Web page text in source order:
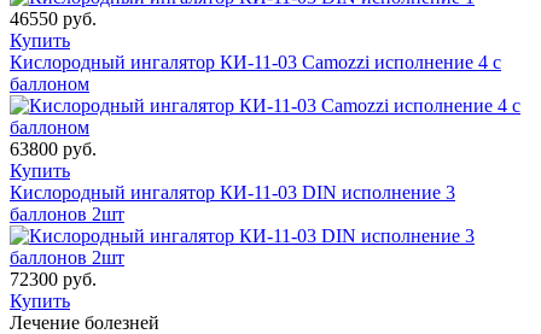
46550 руб.
Купить
Кислородный ингалятор КИ-11-03 Camozzi исполнение 4 с
баллоном
63800 руб.
Купить
Кислородный ингалятор КИ-11-03 DIN исполнение 3
баллонов 2шт
72300 руб.
Купить
Лечение болезней